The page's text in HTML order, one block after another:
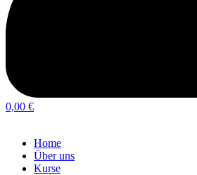
0,00 €
Home
Über uns
Kurse